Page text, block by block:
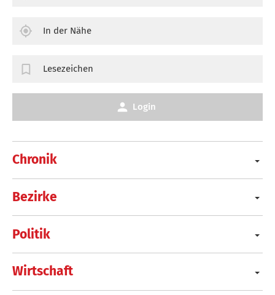
Chronik
Bezirke
Politik
Wirtschaft
In der Nähe
Lesezeichen
Login